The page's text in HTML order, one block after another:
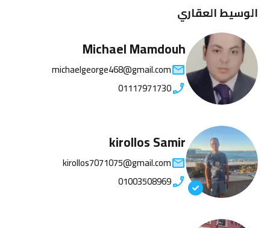
الوسيط العقاري
Michael Mamdouh
michaelgeorge468@gmail.com
01117971730
kirollos Samir
kirollos7071075@gmail.com
01003508969